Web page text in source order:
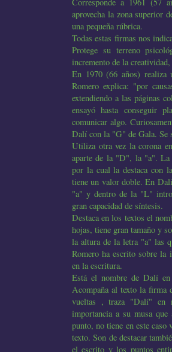
aprovecha la zona superior
una pequeña rúbrica.
Todas estas firmas nos
Protege su terreno
incremento de la
En 1970 (66 años) realiza
Romero explica: "por
extendiendo a las páginas
ensayó hasta conseguir
comunicar algo.
Dalí con la "G" de Gala. Se
Utiliza otra vez la corona
aparte de la "D", la "a". La
por la cual la destaca con
tiene un valor doble. En
"a" y dentro de la "L"
gran capacidad de síntesis.
Destaca en los textos el
hojas, tiene gran tamaño y
la altura de la letra "a" las
Romero ha escrito sobre la
en la escritura.
Está el nombre de Dalí
Acompaña al texto la firma
vueltas , traza "Dalí" en
importancia a su musa
punto, no tiene en este
texto. Son de destacar
el escrito y los puntos